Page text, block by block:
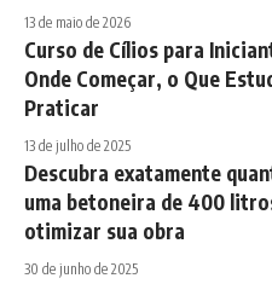
13 de maio de 2026
Curso de Cílios para
Onde Começar, o Que
Praticar
13 de julho de 2025
Descubra exatamente
uma betoneira de 400
otimizar sua obra
30 de junho de 2025